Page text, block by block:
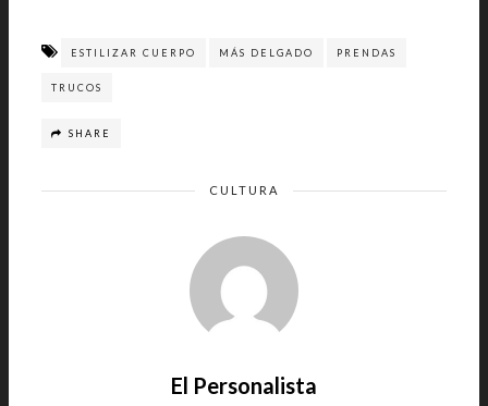
ESTILIZAR CUERPO MÁS DELGADO PRENDAS
TRUCOS
SHARE
CULTURA
El Personalista